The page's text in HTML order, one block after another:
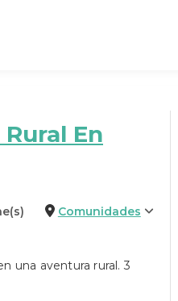
En
Comunidades
una aventura rural. 3